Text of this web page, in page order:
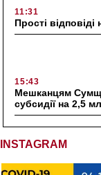
11:31
Прості
15:43
Мешканцям
субсидії на 2,5
INSTAGRAM